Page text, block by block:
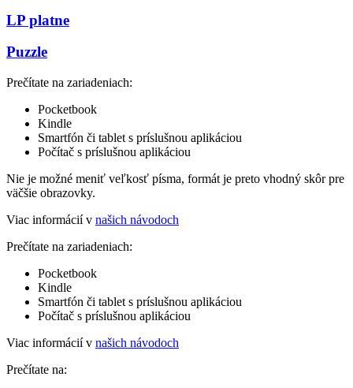
LP platne
Puzzle
Prečítate na zariadeniach:
Pocketbook
Kindle
Smartfón či tablet s príslušnou aplikáciou
Počítač s príslušnou aplikáciou
Nie je možné meniť veľkosť písma, formát je preto vhodný skôr pre
väčšie obrazovky.
Viac informácií v našich návodoch
Prečítate na zariadeniach:
Pocketbook
Kindle
Smartfón či tablet s príslušnou aplikáciou
Počítač s príslušnou aplikáciou
Viac informácií v našich návodoch
Prečítate na: